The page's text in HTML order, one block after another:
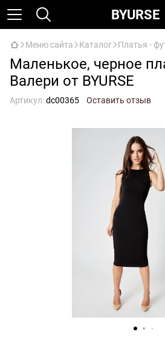
BYURSE
Меню сайта Каталог Платья -
Маленькое, черное
Валери от BYURSE
Артикул:dc00365 Оставить отзыв